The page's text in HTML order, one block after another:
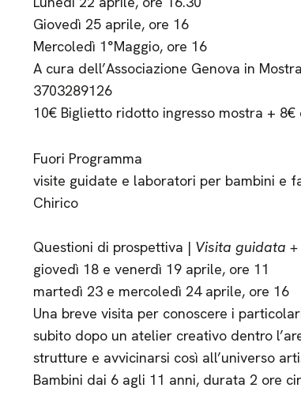
Giovedì 25 aprile, ore 16
Mercoledì 1°Maggio, ore 16
A cura dell’Associazione Genova in
3703289126
10€ Biglietto ridotto ingresso mostra +
Fuori Programma
visite guidate e laboratori per bambini e
Chirico
Questioni di prospettiva | Visita guidata
giovedì 18 e venerdì 19 aprile, ore 11
martedì 23 e mercoledì 24 aprile, ore 16
Una breve visita per conoscere i
subito dopo un atelier creativo dentro
strutture e avvicinarsi così all’universo
Bambini dai 6 agli 11 anni, durata 2 ore